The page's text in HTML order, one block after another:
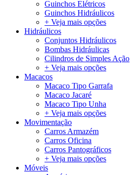
Guinchos Elétricos
Guinchos Hidráulicos
+ Veja mais opções
Hidráulicos
Conjuntos Hidráulicos
Bombas Hidráulicas
Cilindros de Simples Ação
+ Veja mais opções
Macacos
Macaco Tipo Garrafa
Macaco Jacaré
Macaco Tipo Unha
+ Veja mais opções
Movimentação
Carros Armazém
Carros Oficina
Carros Pantográficos
+ Veja mais opções
Móveis